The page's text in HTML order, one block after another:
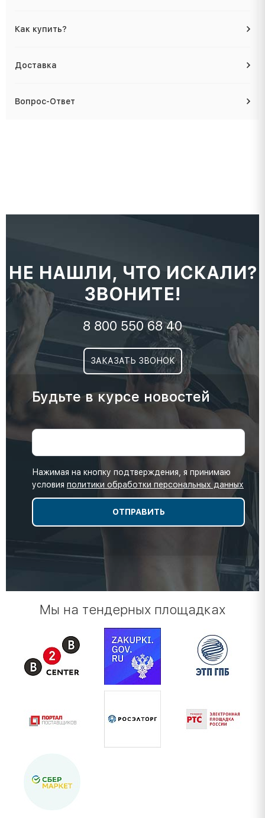
Как купить?
Доставка
Вопрос-Ответ
НЕ НАШЛИ, ЧТО ИСКАЛИ?
ЗВОНИТЕ!
8 800 550 68 40
ЗАКАЗАТЬ ЗВОНОК
Будьте в курсе новостей
Нажимая на кнопку подтверждения, я принимаю
условия политики обработки персональных данных
Мы на тендерных площадках